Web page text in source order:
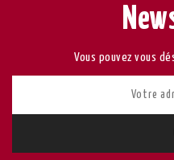
Vous pouvez vous